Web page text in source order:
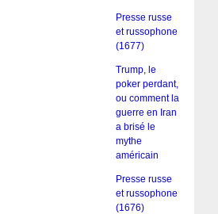
Presse russe
et russophone
(1677)
Trump, le
poker perdant,
ou comment la
guerre en Iran
a brisé le
mythe
américain
Presse russe
et russophone
(1676)